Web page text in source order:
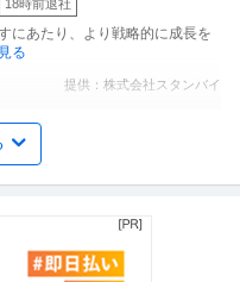
18時前退社
にあたり、より戦略的に成長を
る
提供：株式会社スタンバイ
ント（アカウントパートナ
ィング）
コンサルティング＞コンサルテ